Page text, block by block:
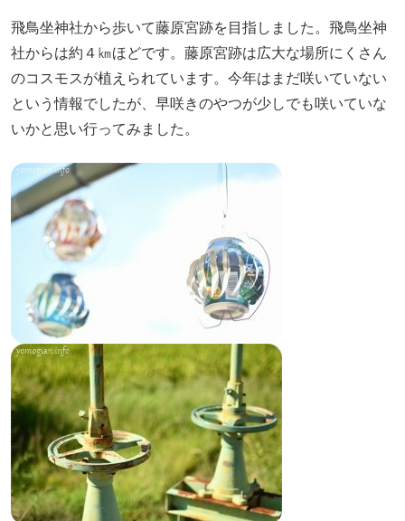
飛鳥坐神社から歩いて藤原宮跡を目指しました。飛鳥坐神
社からは約４㎞ほどです。藤原宮跡は広大な場所にくさん
のコスモスが植えられています。今年はまだ咲いていない
という情報でしたが、早咲きのやつが少しでも咲いていな
いかと思い行ってみました。